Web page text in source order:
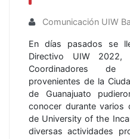
Comunicación UIW
En días pasados se
Directivo UIW
Coordinadores de
provenientes de la
de Guanajuato
conocer durante varios
de University of the
diversas actividades